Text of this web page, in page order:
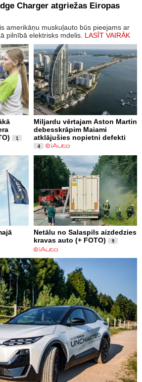
Charger atgriežas Eiropas
amerikāņu muskuļauto būs pieejams ar
pilnībā elektrisks mdelis. LASĪT VAIRĀK
1
Miljardu vērtajam Aston Martin
debesskrāpim Maiami
atklājušies nopietni defekti
4
Netālu no Salaspils aizdedzies
kravas auto (+ FOTO)
9